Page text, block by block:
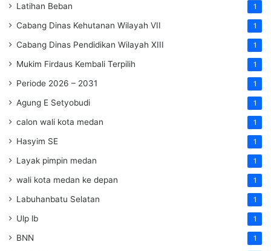
Latihan Beban 1
Cabang Dinas Kehutanan Wilayah VII 1
Cabang Dinas Pendidikan Wilayah XIII 1
Mukim Firdaus Kembali Terpilih 1
Periode 2026 – 2031 1
Agung E Setyobudi 1
calon wali kota medan 1
Hasyim SE 1
Layak pimpin medan 1
wali kota medan ke depan 1
Labuhanbatu Selatan 1
Ulp lb 1
BNN 1